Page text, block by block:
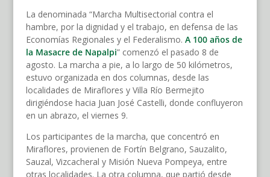
La denominada “Marcha Multisectorial contra el
hambre, por la dignidad y el trabajo, en defensa de las
Economías Regionales y el Federalismo. A 100 años de
la Masacre de Napalpi” comenzó el pasado 8 de
agosto. La marcha a pie, a lo largo de 50 kilómetros,
estuvo organizada en dos columnas, desde las
localidades de Miraflores y Villa Río Bermejito
dirigiéndose hacia Juan José Castelli, donde confluyeron
en un abrazo, el viernes 9.
Los participantes de la marcha, que concentró en
Miraflores, provienen de Fortín Belgrano, Sauzalito,
Sauzal, Vizcacheral y Misión Nueva Pompeya, entre
otras localidades. La otra columna, que partió desde